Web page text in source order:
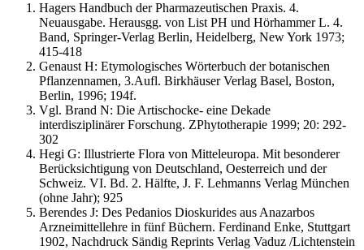
Hagers Handbuch der Pharmazeutischen Praxis. 4.
Neuausgabe. Herausgg. von List PH und Hörhammer L. 4.
Band, Springer-Verlag Berlin, Heidelberg, New York 1973;
415-418
Genaust H: Etymologisches Wörterbuch der botanischen
Pflanzennamen, 3.Aufl. Birkhäuser Verlag Basel, Boston,
Berlin, 1996; 194f.
Vgl. Brand N: Die Artischocke- eine Dekade
interdisziplinärer Forschung. ZPhytotherapie 1999; 20: 292-
302
Hegi G: Illustrierte Flora von Mitteleuropa. Mit besonderer
Berücksichtigung von Deutschland, Oesterreich und der
Schweiz. VI. Bd. 2. Hälfte, J. F. Lehmanns Verlag München
(ohne Jahr); 925
Berendes J: Des Pedanios Dioskurides aus Anazarbos
Arzneimittellehre in fünf Büchern. Ferdinand Enke, Stuttgart
1902, Nachdruck Sändig Reprints Verlag Vaduz /Lichtenstein